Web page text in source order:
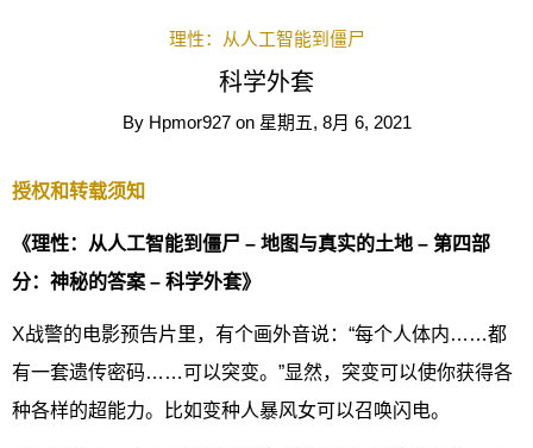
理性：从人工智能到僵尸
科学外套
By Hpmor927 on 星期五, 8月 6, 2021
授权和转载须知
《理性：从人工智能到僵尸 – 地图与真实的土地 – 第四部
分：神秘的答案 – 科学外套》
X战警的电影预告片里，有个画外音说：“每个人体内……都
有一套遗传密码……可以突变。”显然，突变可以使你获得各
种各样的超能力。比如变种人暴风女可以召唤闪电。